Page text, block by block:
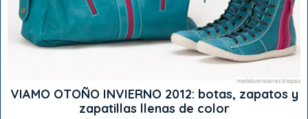
VIAMO OTOÑO INVIERNO 2012: botas, zapatos y
zapatillas llenas de color